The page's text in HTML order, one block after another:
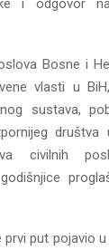
i odgovor
Bosne i
vlasti u
sustava,
civilnih
put pojavio u